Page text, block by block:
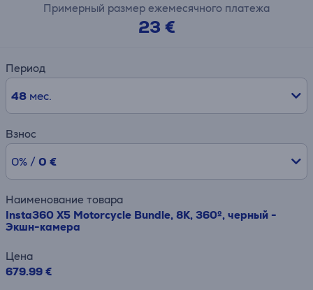
Примерный размер ежемесячного платежа
23 €
Период
48мес.
Взнос
0% / 0 €
Наименование товара
Insta360 X5 Motorcycle Bundle, 8K, 360º, черный -
Экшн-камера
Цена
679.99 €